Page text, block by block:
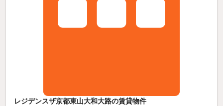
レジデンスザ京都東山大和大路の賃貸物件